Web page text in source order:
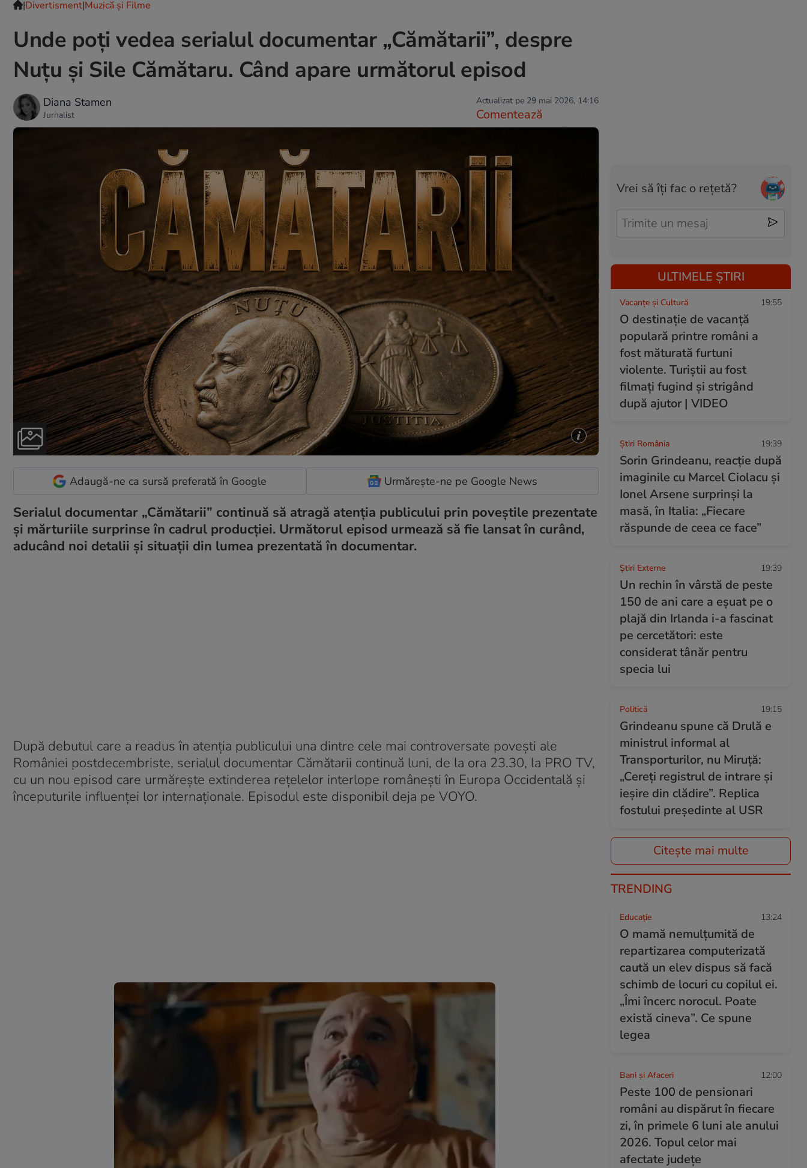
|Divertisment|Muzică și Filme
Unde poți vedea serialul documentar „Cămătarii”, despre
Nuțu și Sile Cămătaru. Când apare următorul episod
Diana Stamen
Jurnalist
Actualizat pe 29 mai 2026, 14:16
Comentează
Adaugă-ne ca sursă preferată în Google Urmărește-ne pe Google News
Serialul documentar „Cămătarii” continuă să atragă atenția publicului prin poveștile prezentate
și mărturiile surprinse în cadrul producției. Următorul episod urmează să fie lansat în curând,
aducând noi detalii și situații din lumea prezentată în documentar.
După debutul care a readus în atenția publicului una dintre cele mai controversate povești ale
României postdecembriste, serialul documentar Cămătarii continuă luni, de la ora 23.30, la PRO TV,
cu un nou episod care urmărește extinderea rețelelor interlope românești în Europa Occidentală și
începuturile influenței lor internaționale. Episodul este disponibil deja pe VOYO.
Vrei să îți fac o rețetă?
ULTIMELE ȘTIRI
Vacanțe și Cultură 19:55
O destinație de vacanță
populară printre români a
fost măturată furtuni
violente. Turiștii au fost
filmați fugind și strigând
după ajutor | VIDEO
Știri România 19:39
Sorin Grindeanu, reacție după
imaginile cu Marcel Ciolacu și
Ionel Arsene surprinși la
masă, în Italia: „Fiecare
răspunde de ceea ce face”
Știri Externe 19:39
Un rechin în vârstă de peste
150 de ani care a eșuat pe o
plajă din Irlanda i-a fascinat
pe cercetători: este
considerat tânăr pentru
specia lui
Politică 19:15
Grindeanu spune că Drulă e
ministrul informal al
Transporturilor, nu Miruță:
„Cereți registrul de intrare și
ieșire din clădire”. Replica
fostului președinte al USR
Citește mai multe
TRENDING
Educație 13:24
O mamă nemulțumită de
repartizarea computerizată
caută un elev dispus să facă
schimb de locuri cu copilul ei.
„Îmi încerc norocul. Poate
există cineva”. Ce spune
legea
Bani și Afaceri 12:00
Peste 100 de pensionari
români au dispărut în fiecare
zi, în primele 6 luni ale anului
2026. Topul celor mai
afectate județe